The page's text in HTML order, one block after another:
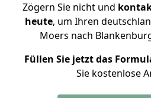
Zögern Sie nicht und
heute, um Ihren
Moers nach
Füllen Sie jetzt das
Sie kostenlose